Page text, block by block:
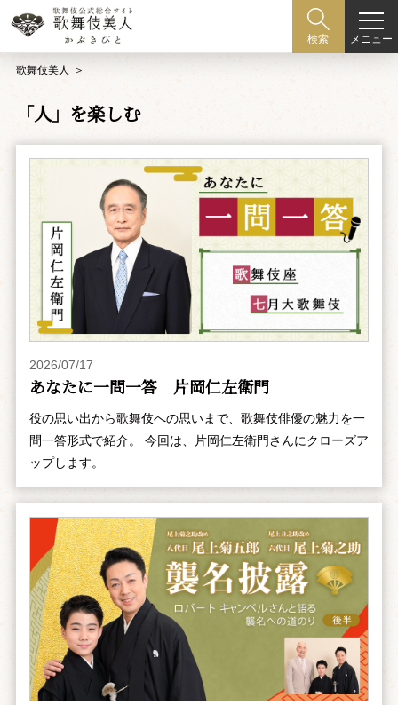
検索 メニュー
歌舞伎美人
「人」を楽しむ
2026/07/17
あなたに一問一答 片岡仁左衛門
役の思い出から歌舞伎への思いまで、歌舞伎俳優の魅力を一
問一答形式で紹介。 今回は、片岡仁左衛門さんにクローズア
ップします。